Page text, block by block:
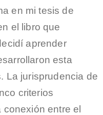
en mi tesis de
el libro que
aprender
esta
La jurisprudencia de
criterios
entre el